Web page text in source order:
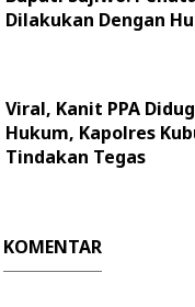
Dilakukan Dengan
Viral, Kanit PPA
Hukum, Kapolres
Tindakan Tegas
KOMENTAR